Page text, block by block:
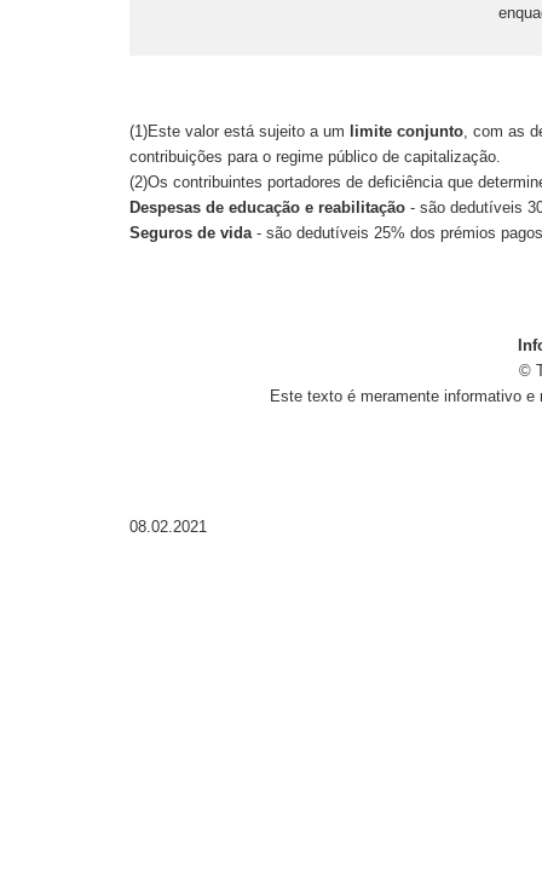
(1)Este valor está sujeito a um limite conjunto, com as
contribuições para o regime público de capitalização.
(2)Os contribuintes portadores de deficiência que
Despesas de educação e reabilitação - são dedutíveis
Seguros de vida - são dedutíveis 25% dos prémios
©
Este texto é meramente informativo
08.02.2021​​